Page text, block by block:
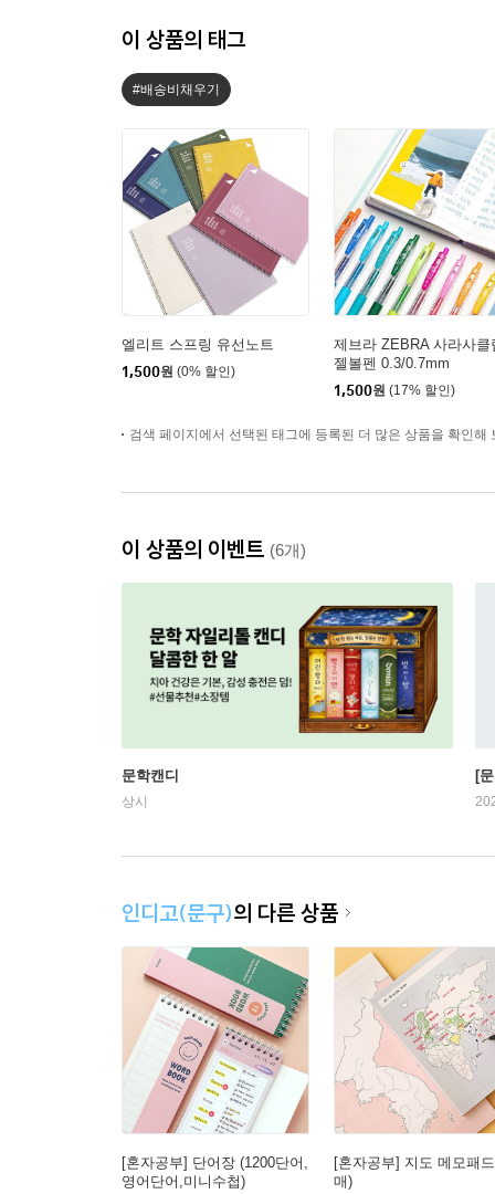
이 상품의 태그
#배송비채우기
엘리트 스프링 유선노트
1,500원 (0% 할인)
제브라 ZEBRA 사라사클
젤볼펜 0.3/0.7mm
1,500원 (17% 할인)
검색 페이지에서 선택된 태그에 등록된 더 많은 상품을 확인해
이 상품의 이벤트 (6개)
문학캔디
상시
[
인디고(문구)의 다른 상품
[혼자공부] 단어장 (1200단어,
영어단어,미니수첩)
[혼자공부] 지도 메모패
매)